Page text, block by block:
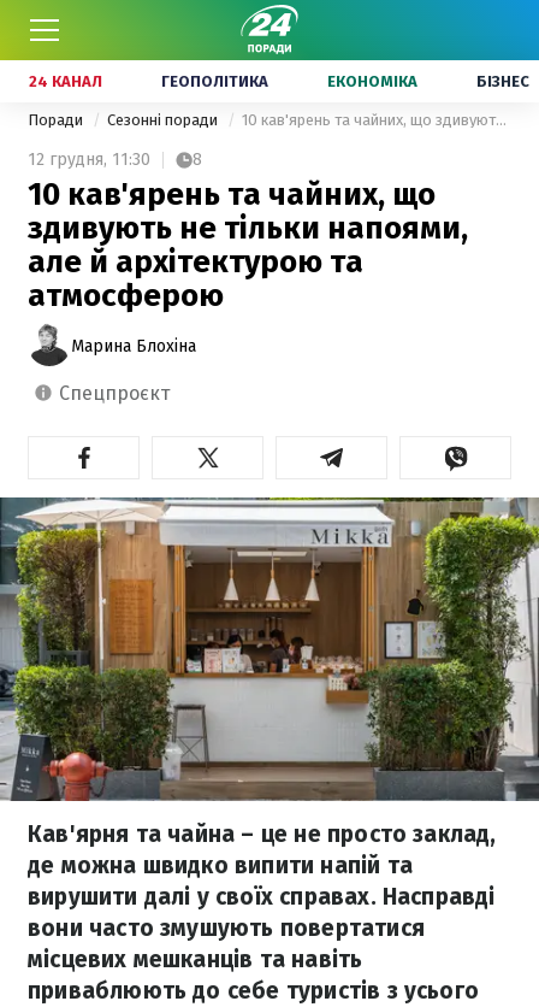
24 КАНАЛ ГЕОПОЛІТИКА ЕКОНОМІКА БІЗНЕС
Поради Сезонні поради 10 кав'ярень та чайних, що здивують не тільки напоями, але й архітектурою та атмосферою
12 грудня, 11:30 8
10 кав'ярень та чайних, що
здивують не тільки напоями,
але й архітектурою та
атмосферою
Марина Блохіна
спецпроєкт
Кав'ярня та чайна – це не просто заклад,
де можна швидко випити напій та
вирушити далі у своїх справах. Насправді
вони часто змушують повертатися
місцевих мешканців та навіть
приваблюють до себе туристів з усього